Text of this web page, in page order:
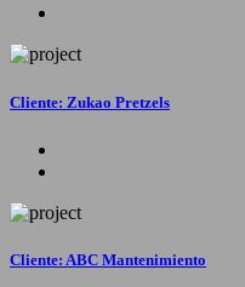
Cliente: Zukao Pretzels
Cliente: ABC Mantenimiento